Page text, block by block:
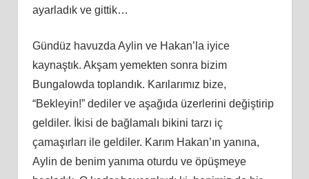
ayarladık ve gittik…
Gündüz havuzda Aylin ve Hakan’la iyice
kaynaştık. Akşamyemekten sonra bizim
Bungalowda toplandık. Karılarımız bize,
“Bekleyin!” dediler ve aşağıda üzerlerini değiştirip
geldiler. İkisi de bağlamalı bikini tarzı iç
çamaşırları ile geldiler. Karım Hakan’ın yanına,
Aylin de benim yanıma oturdu ve öpüşmeye